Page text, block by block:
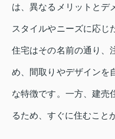
は、異なるメリットとデ
スタイルやニーズに応じ
住宅はその名前の通り、
め、間取りやデザインを
な特徴です。一方、建売
るため、すぐに住むこと